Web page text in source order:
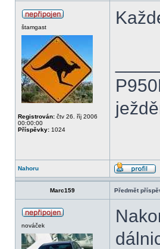
štamgast
Registrován: čtv 26. říj 2006
00:00:00
Příspěvky: 1024
Nahoru
Marc159 Předmět
nováček